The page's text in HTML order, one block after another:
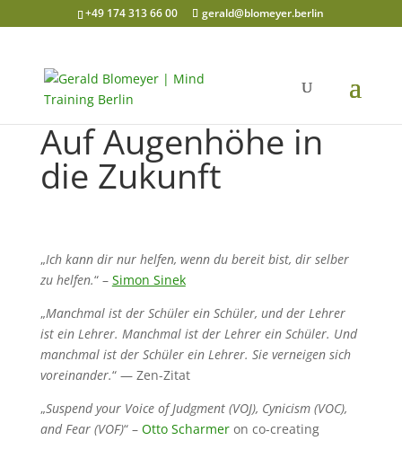
+49 174 313 66 00 gerald@blomeyer.berlin
Auf Augenhöhe in
die Zukunft
„Ich kann dir nur helfen, wenn du bereit bist, dir selber
zu helfen.“ – Simon Sinek
„Manchmal ist der Schüler ein Schüler, und der Lehrer
ist ein Lehrer. Manchmal ist der Lehrer ein Schüler. Und
manchmal ist der Schüler ein Lehrer. Sie verneigen sich
voreinander.“ — Zen-Zitat
„Suspend your Voice of Judgment (VOJ), Cynicism (VOC),
and Fear (VOF)“ – Otto Scharmeron co-creating